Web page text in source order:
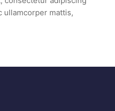
ullamcorper mattis,